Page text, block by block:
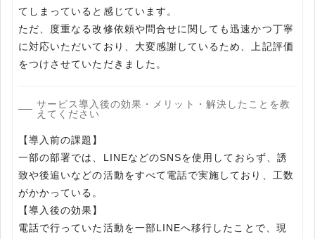
てしまっていると感じています。
ただ、度重なる改修依頼や問合せに関しても迅速かつ丁寧
に対応いただいており、大変感謝しているため、上記評価
をつけさせていただきました。
サービス導入後の効果・メリット・解決したことを教
えてください
【導入前の課題】
一部の部署では、LINEなどのSNSを使用しておらず、誘
致や後追いなどの活動をすべて電話で実施しており、工数
がかかっている。
【導入後の効果】
電話で行っていた活動を一部LINEへ移行したことで、現